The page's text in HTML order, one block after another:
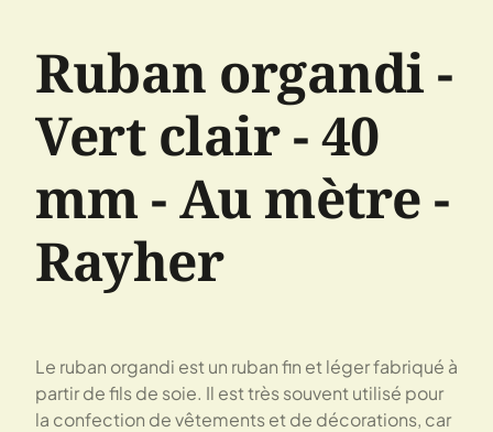
Ruban organdi -
Vert clair - 40
mm - Au mètre -
Rayher
Le ruban organdi est un ruban fin et léger fabriqué à
partir de fils de soie. Il est très souvent utilisé pour
la confection de vêtements et de décorations, car